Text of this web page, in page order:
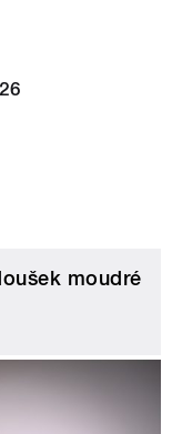
moudré